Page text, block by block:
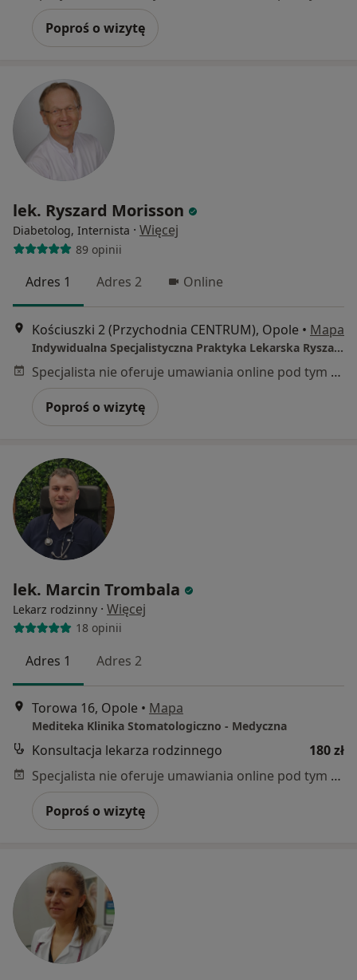
Poproś o wizytę
lek. Ryszard Morisson
Diabetolog, Internista · Więcej
89 opinii
Adres 1 Adres 2 Online
Kościuszki 2 (Przychodnia CENTRUM), Opole • Mapa
Indywidualna Specjalistyczna Praktyka Lekarska Ryszard Morisson
Specjalista nie oferuje umawiania online pod tym adresem.
Poproś o wizytę
lek. Marcin Trombala
Lekarz rodzinny · Więcej
18 opinii
Adres 1 Adres 2
Torowa 16, Opole • Mapa
Mediteka Klinika Stomatologiczno - Medyczna
Konsultacja lekarza rodzinnego
180 zł
Specjalista nie oferuje umawiania online pod tym adresem.
Poproś o wizytę